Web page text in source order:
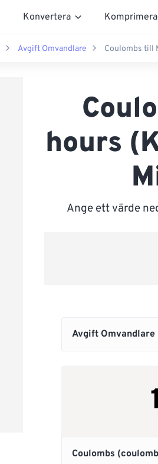
Konvertera Komprimera
Avgift Omvandlare Coulombs till
hours
Ange ett värde